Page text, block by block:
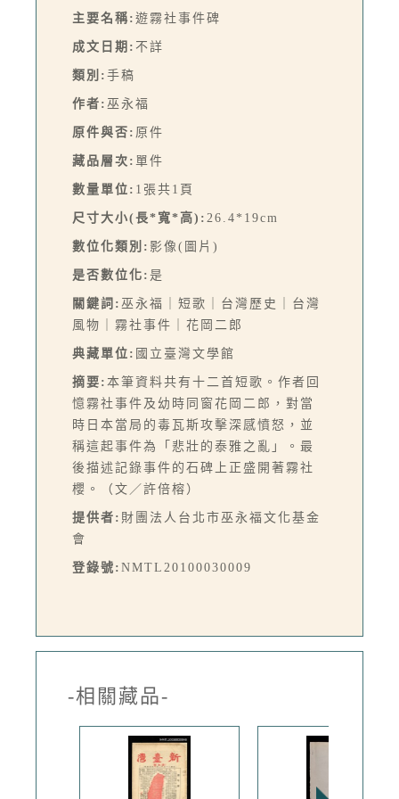
主要名稱: 遊霧社事件碑
成文日期: 不詳
類別: 手稿
作者: 巫永福
原件與否: 原件
藏品層次: 單件
數量單位: 1張共1頁
尺寸大小(長*寬*高): 26.4*19cm
數位化類別: 影像(圖片)
是否數位化: 是
關鍵詞: 巫永福｜短歌｜台灣歷史｜台灣
風物｜霧社事件｜花岡二郎
典藏單位: 國立臺灣文學館
摘要: 本筆資料共有十二首短歌。作者回
憶霧社事件及幼時同窗花岡二郎，對當
時日本當局的毒瓦斯攻擊深感憤怒，並
稱這起事件為「悲壯的泰雅之亂」。最
後描述記錄事件的石碑上正盛開著霧社
櫻。（文／許倍榕）
提供者: 財團法人台北市巫永福文化基金
會
登錄號: NMTL20100030009
-相關藏品-